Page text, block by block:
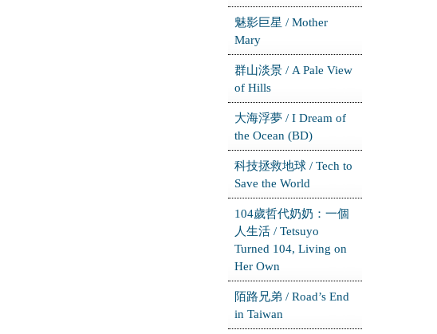
魅影巨星 / Mother
Mary
群山淡景 / A Pale View
of Hills
大海浮夢 / I Dream of
the Ocean (BD)
科技拯救地球 / Tech to
Save the World
104歲哲代奶奶：一個
人生活 / Tetsuyo
Turned 104, Living on
Her Own
陌路兄弟 / Road’s End
in Taiwan